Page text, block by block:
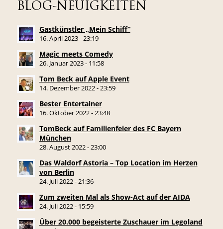
BLOG-NEUIGKEITEN
Gastkünstler „Mein Schiff“
16. April 2023 - 23:19
Magic meets Comedy
26. Januar 2023 - 11:58
Tom Beck auf Apple Event
14. Dezember 2022 - 23:59
Bester Entertainer
16. Oktober 2022 - 23:48
TomBeck auf Familienfeier des FC Bayern
München
28. August 2022 - 23:00
Das Waldorf Astoria – Top Location im Herzen
von Berlin
24. Juli 2022 - 21:36
Zum zweiten Mal als Show-Act auf der AIDA
24. Juli 2022 - 15:59
Über 20.000 begeisterte Zuschauer im Legoland